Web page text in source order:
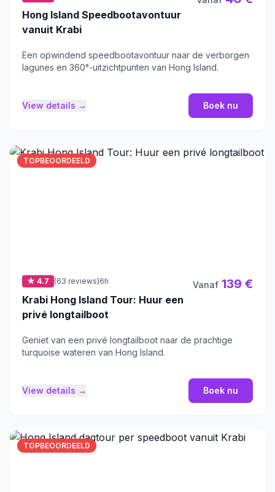
Hong Island Speedbootavontuur
vanuit Krabi
Een opwindend speedbootavontuur naar de verborgen
lagunes en 360°-uitzichtpunten van Hong Island.
View details → Boek nu
TOPBEOORDEELD
★ 4.7 (63 reviews)6h
Krabi Hong Island Tour: Huur een
privé longtailboot
Vanaf 139 €
Geniet van een privé longtailboot naar de prachtige
turquoise wateren van Hong Island.
View details → Boek nu
TOPBEOORDEELD